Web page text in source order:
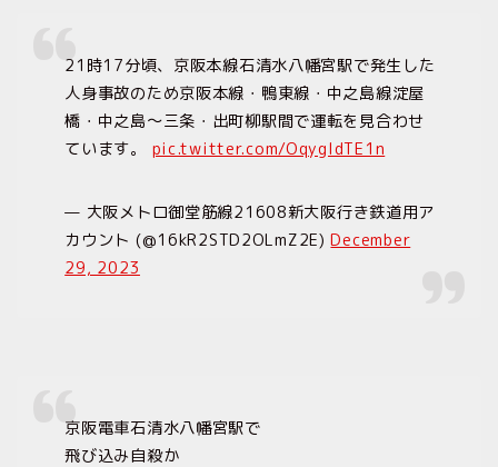
21時17分頃、京阪本線石清水八幡宮駅で発生した
人身事故のため京阪本線・鴨東線・中之島線淀屋
橋・中之島〜三条・出町柳駅間で運転を見合わせ
ています。 pic.twitter.com/OqygIdTE1n
— 大阪メトロ御堂筋線21608新大阪行き鉄道用ア
カウント (@16kR2STD2OLmZ2E)December
29, 2023
京阪電車石清水八幡宮駅で
飛び込み自殺か